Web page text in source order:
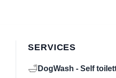
SERVICES
🛁 DogWash - Self